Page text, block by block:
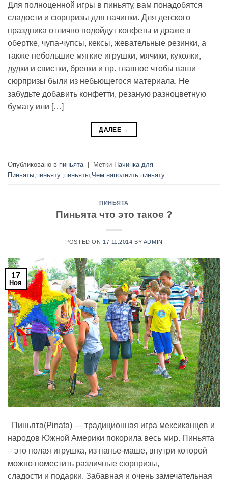
Для полноценной игры в пиньяту, вам понадобятся
сладости и сюрпризы для начинки. Для детского
праздника отлично подойдут конфеты и драже в
обертке, чупа-чупсы, кексы, жевательные резинки, а
также небольшие мягкие игрушки, мячики, куколки,
дудки и свистки, брелки и пр. главное чтобы ваши
сюрпризы были из небьющегося материала. Не
забудьте добавить конфетти, резаную разноцветную
бумагу или […]
ДАЛЕЕ →
Опубликовано в пиньята | Метки Начинка для
Пиньяты пиньяту. пиньяты Чем наполнить пиньяту
ПИНЬЯТА
Пиньята что это такое ?
POSTED ON 17.11.2014 BY ADMIN
17
Ноя
Пиньята(Pinata) — традиционная игра мексиканцев и
народов Южной Америки покорила весь мир. Пиньята
– это полая игрушка, из папье-маше, внутри которой
можно поместить различные сюрпризы,
сладости и подарки. Забавная и очень замечательная